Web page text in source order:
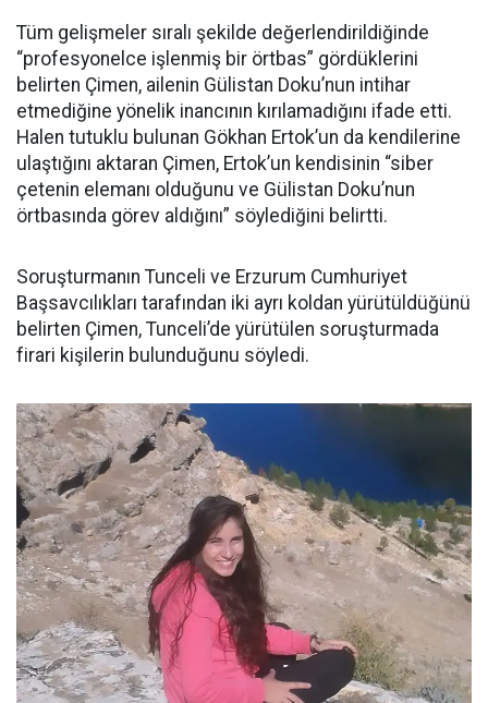
Tüm gelişmeler sıralı şekilde değerlendirildiğinde
“profesyonelce işlenmiş bir örtbas” gördüklerini
belirten Çimen, ailenin Gülistan Doku’nun intihar
etmediğine yönelik inancının kırılamadığını ifade etti.
Halen tutuklu bulunan Gökhan Ertok’un da kendilerine
ulaştığını aktaran Çimen, Ertok’un kendisinin “siber
çetenin elemanı olduğunu ve Gülistan Doku’nun
örtbasında görev aldığını” söylediğini belirtti.
Soruşturmanın Tunceli ve Erzurum Cumhuriyet
Başsavcılıkları tarafından iki ayrı koldan yürütüldüğünü
belirten Çimen, Tunceli’de yürütülen soruşturmada
firari kişilerin bulunduğunu söyledi.